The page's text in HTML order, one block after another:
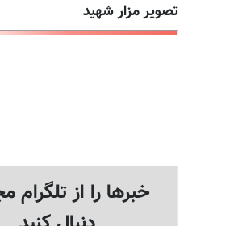
تصویر مزار شهید
خبرها را از تلگرام